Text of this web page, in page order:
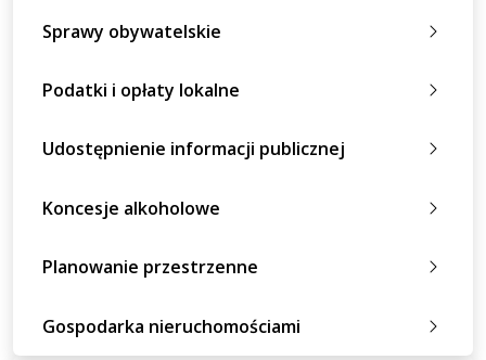
Sprawy obywatelskie
Podatki i opłaty lokalne
Udostępnienie informacji publicznej
Koncesje alkoholowe
Planowanie przestrzenne
Gospodarka nieruchomościami